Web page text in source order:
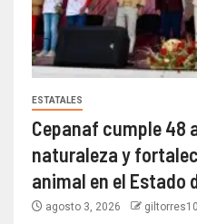
ESTATALES
Cepanaf cumple 48
naturaleza y
animal en el Estado
agosto 3, 2026